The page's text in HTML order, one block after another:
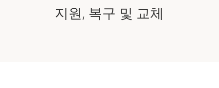
지원, 복구 및 교체